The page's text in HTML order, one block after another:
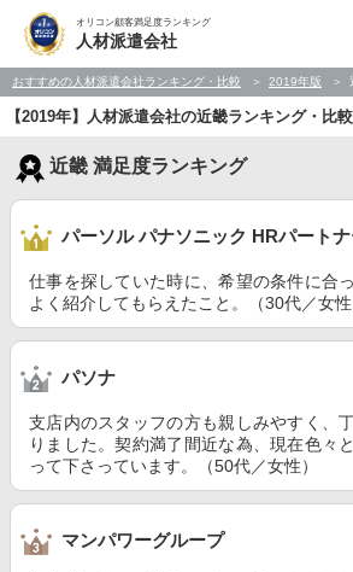
オリコン顧客満足度ランキング
人材派遣会社
おすすめの人材派遣会社ランキング・比較 2019年版
【2019年】人材派遣会社の近畿ランキング・比較
近畿 満足度ランキング
パーソル パナソニック HRパート
仕事を探していた時に、希望の条件に合
よく紹介してもらえたこと。（30代／女性
パソナ
支店内のスタッフの方も親しみやすく、
りました。契約満了間近な為、現在色々
って下さっています。（50代／女性）
マンパワーグループ